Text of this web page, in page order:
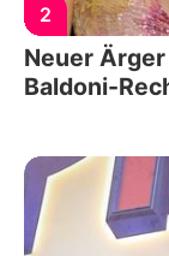
2
Neuer
Baldoni-